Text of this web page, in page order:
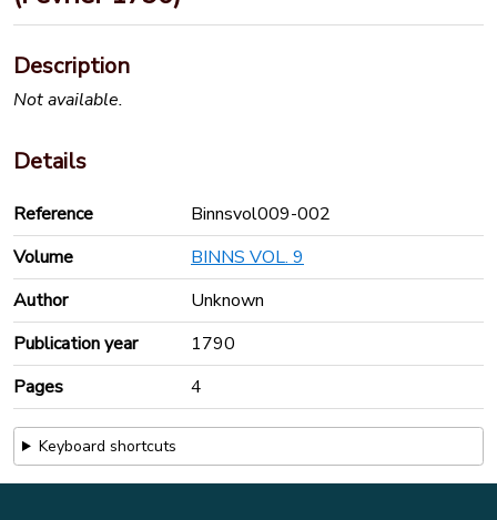
Description
Not available.
Details
Reference
Binnsvol009-002
Volume
BINNS VOL. 9
Author
Unknown
Publication year
1790
Pages
4
Keyboard shortcuts